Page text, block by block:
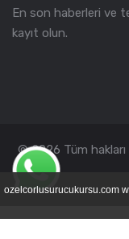
En son haberleri ve
kayıt olun.
© 2026 Tüm hakları
ozelcorlusurucukursu.com